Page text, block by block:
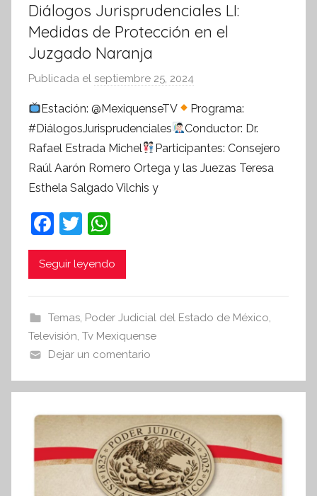
Diálogos Jurisprudenciales LI:
Medidas de Protección en el
Juzgado Naranja
Publicada el septiembre 25, 2024
S
í
n
f
a
v
a
Estación: @MexiquenseTV
Programa:
#DiálogosJurisprudenciales
Conductor: Dr.
Rafael Estrada Michel
Participantes: Consejero
Raúl Aarón Romero Ortega y las Juezas Teresa
Esthela Salgado Vilchis y
F
a
c
b
o
o
k
T
w
itt
h
at
A
p
p
Seguir leyendo
Temas, Poder Judicial del Estado de México
Televisión Tv Mexiquense
Dejar un comentario